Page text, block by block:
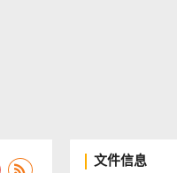
文件信息